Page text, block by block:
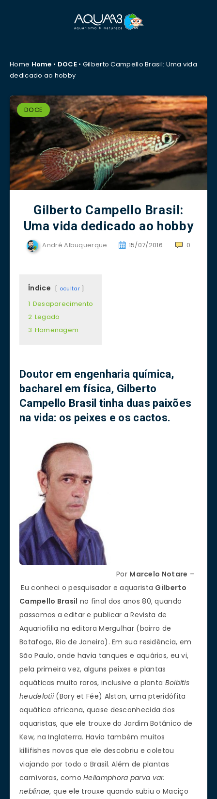
Home Home • DOCE• Gilberto Campello Brasil: Uma vida
dedicado ao hobby
DOCE
Gilberto Campello Brasil:
Uma vida dedicado ao hobby
André Albuquerque 15/07/2016 0
Índice ocultar
1 Desaparecimento
2 Legado
3 Homenagem
Doutor em engenharia química,
bacharel em física, Gilberto
Campello Brasil tinha duas paixões
na vida: os peixes e os cactos.
Por Marcelo Notare –
Eu conheci o pesquisador e aquarista Gilberto
Campello Brasil no final dos anos 80, quando
passamos a editar e publicar a Revista de
Aquariofilia na editora Mergulhar (bairro de
Botafogo, Rio de Janeiro). Em sua residência, em
São Paulo, onde havia tanques e aquários, eu vi,
pela primeira vez, alguns peixes e plantas
aquáticas muito raros, inclusive a planta Bolbitis
heudelotii(Bory et Fée) Alston, uma pteridófita
aquática africana, quase desconhecida dos
aquaristas, que ele trouxe do Jardim Botânico de
Kew, na Inglaterra. Havia também muitos
killifishes novos que ele descobriu e coletou
viajando por todo o Brasil. Além de plantas
carnívoras, comoHeliamphora parva var.
neblinae, que ele trouxe quando subiu o Maciço